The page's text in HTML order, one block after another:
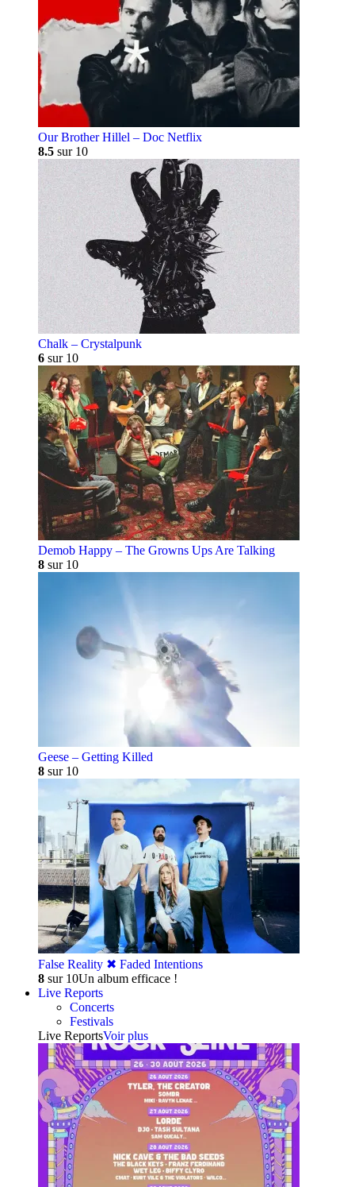
Our Brother Hillel – Doc Netflix
8.5 sur 10
Chalk – Crystalpunk
6 sur 10
Demob Happy – The Growns Ups Are Talking
8 sur 10
Geese – Getting Killed
8 sur 10
False Reality ✖︎ Faded Intentions
8 sur 10Un album efficace !
Live Reports
Concerts
Festivals
Live ReportsVoir plus